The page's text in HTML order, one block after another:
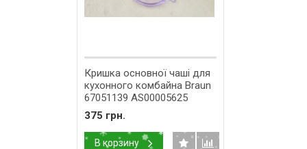
Кришка основної чаші для
кухонного комбайна Braun
67051139 AS00005625
375 грн.
В корзину